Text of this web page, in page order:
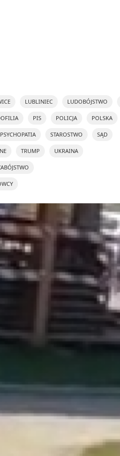
LUBLINIEC LUDOBÓJSTWO
PIS POLICJA POLSKA
PSYCHOPATIA STAROSTWO SĄD
TRUMP UKRAINA